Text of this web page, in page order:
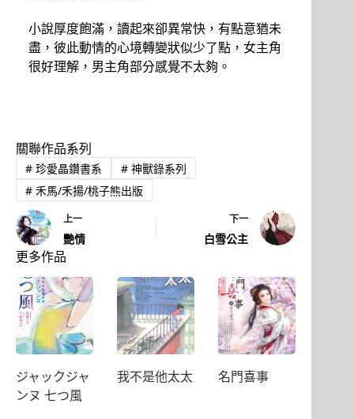
小說厚度飽滿，讀起來卻異常快，有點意猶未
盡，彼此動情的心境轉變狀似少了點，女主角
很好理解，男主角部分感覺不太夠。
關聯作品系列
#珍愛晶鑽書系 #神獸錄系列
#禾馬/禾揚/桃子熊出版
上一
艷情
下一
白雪公主
更多作品
ジャックジャ
ンヌ 七つ風
我不是他太太 名門喜事